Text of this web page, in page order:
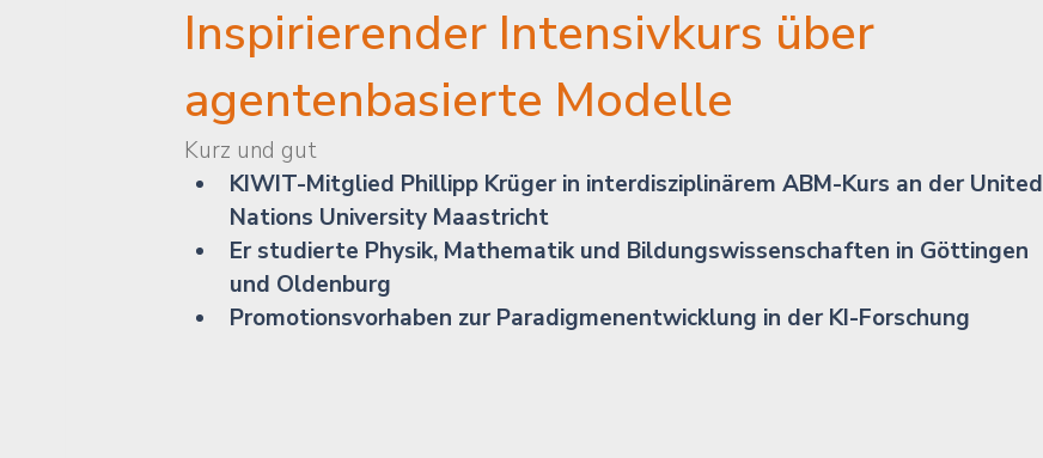
Inspirierender Intensivkurs über
agentenbasierte Modelle
Kurz und gut
KIWIT-Mitglied Phillipp Krüger in interdisziplinärem ABM-Kurs an der United
Nations University Maastricht
Er studierte Physik, Mathematik und Bildungswissenschaften in Göttingen
und Oldenburg
Promotionsvorhaben zur Paradigmenentwicklung in der KI-Forschung